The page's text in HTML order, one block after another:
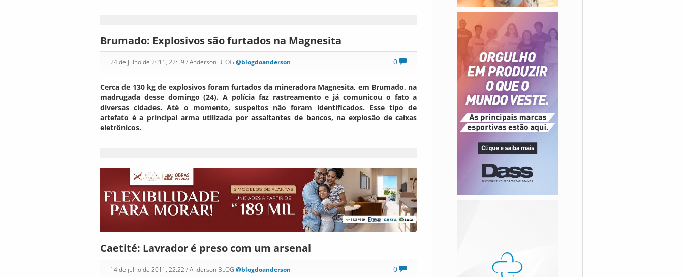
Brumado: Explosivos são furtados na Magnesita
0
24 de julho de 2011, 22:59 / Anderson BLOG @blogdoanderson
Cerca de 130 kg de explosivos foram furtados da mineradora Magnesita, em Brumado, na
madrugada desse domingo (24). A polícia faz rastreamento e já comunicou o fato a
diversas cidades. Até o momento, suspeitos não foram identificados. Esse tipo de
artefato é a principal arma utilizada por assaltantes de bancos, na explosão de caixas
eletrônicos.
Caetité: Lavrador é preso com um arsenal
0
14 de julho de 2011, 22:22 / Anderson BLOG @blogdoanderson